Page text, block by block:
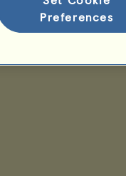
Preferences